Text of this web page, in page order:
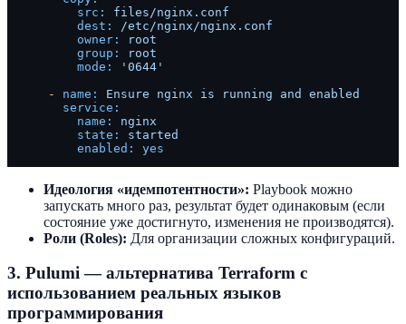
src:
files/nginx.conf
dest:
/etc/nginx/nginx.conf
owner:
root
group:
root
mode:
'0644'
-
name: Ensure nginx is running and
enabled
service:
name:
nginx
state:
started
enabled:
yes
Идеология «идемпотентности»: Playbook можно
запускать много раз, результат будет одинаковым (если
состояние уже достигнуто, изменения не производятся).
Роли (Roles): Для организации сложных конфигураций.
3. Pulumi — альтернатива Terraform с
использованием реальных языков
программирования